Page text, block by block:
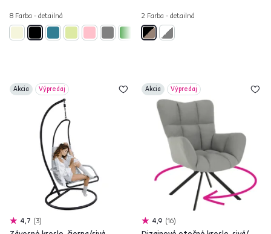
8 Farba - detailná 2 Farba - detailná
Akcia Výpredaj
4,7 3
Akcia Výpredaj
4,9 16